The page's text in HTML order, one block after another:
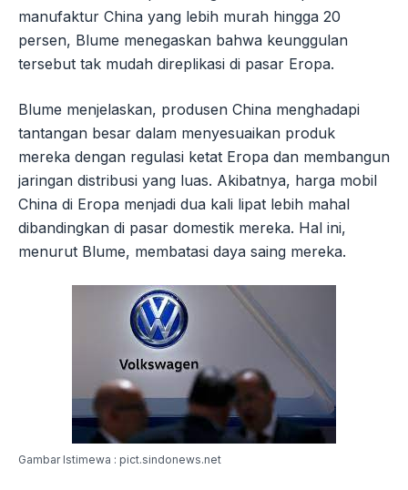
manufaktur China yang lebih murah hingga 20
persen, Blume menegaskan bahwa keunggulan
tersebut tak mudah direplikasi di pasar Eropa.
Blume menjelaskan, produsen China menghadapi
tantangan besar dalam menyesuaikan produk
mereka dengan regulasi ketat Eropa dan membangun
jaringan distribusi yang luas. Akibatnya, harga mobil
China di Eropa menjadi dua kali lipat lebih mahal
dibandingkan di pasar domestik mereka. Hal ini,
menurut Blume, membatasi daya saing mereka.
Gambar Istimewa : pict.sindonews.net